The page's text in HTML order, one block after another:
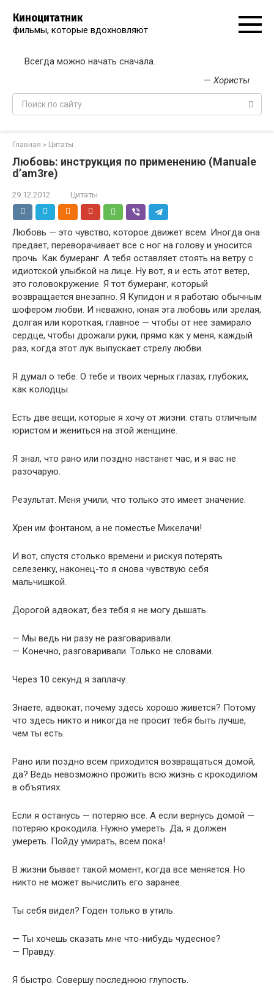
контенту
Киноцитатник
фильмы, которые вдохновляют
Всегда можно начать сначала.
— Хористы
Поиск:
Главная » Цитаты
Любовь: инструкция по применению (Manuale
d’am3re)
29.12.2012 Цитаты
Любовь — это чувство, которое движет всем. Иногда она
предает, переворачивает все с ног на голову и уносится
прочь. Как бумеранг. А тебя оставляет стоять на ветру с
идиотской улыбкой на лице. Ну вот, я и есть этот ветер,
это головокружение. Я тот бумеранг, который
возвращается внезапно. Я Купидон и я работаю обычным
шофером любви. И неважно, юная эта любовь или зрелая,
долгая или короткая, главное — чтобы от нее замирало
сердце, чтобы дрожали руки, прямо как у меня, каждый
раз, когда этот лук выпускает стрелу любви.
Я думал о тебе. О тебе и твоих черных глазах, глубоких,
как колодцы.
Есть две вещи, которые я хочу от жизни: стать отличным
юристом и жениться на этой женщине.
Я знал, что рано или поздно настанет час, и я вас не
разочарую.
Результат. Меня учили, что только это имеет значение.
Хрен им фонтаном, а не поместье Микелачи!
И вот, спустя столько времени и рискуя потерять
селезенку, наконец-то я снова чувствую себя
мальчишкой.
Дорогой адвокат, без тебя я не могу дышать.
— Мы ведь ни разу не разговаривали.
— Конечно, разговаривали. Только не словами.
Через 10 секунд я заплачу.
Знаете, адвокат, почему здесь хорошо живется? Потому
что здесь никто и никогда не просит тебя быть лучше,
чем ты есть.
Рано или поздно всем приходится возвращаться домой,
да? Ведь невозможно прожить всю жизнь с крокодилом
в объятиях.
Если я останусь — потеряю все. А если вернусь домой —
потеряю крокодила. Нужно умереть. Да, я должен
умереть. Пойду умирать, всем пока!
В жизни бывает такой момент, когда все меняется. Но
никто не может вычислить его заранее.
Ты себя видел? Годен только в утиль.
— Ты хочешь сказать мне что-нибудь чудесное?
— Правду.
Я быстро. Совершу последнюю глупость.